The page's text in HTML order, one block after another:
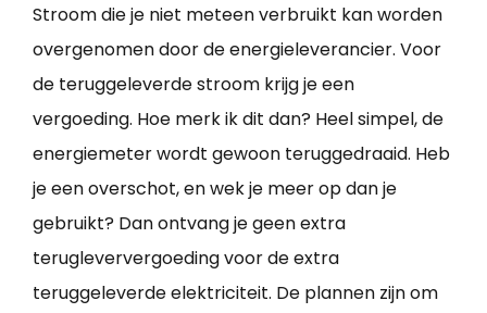
Stroom die je niet meteen verbruikt kan worden
overgenomen door de energieleverancier. Voor
de teruggeleverde stroom krijg je een
vergoeding. Hoe merk ik dit dan? Heel simpel, de
energiemeter wordt gewoon teruggedraaid. Heb
je een overschot, en wek je meer op dan je
gebruikt? Dan ontvang je geen extra
terugleververgoeding voor de extra
teruggeleverde elektriciteit. De plannen zijn om